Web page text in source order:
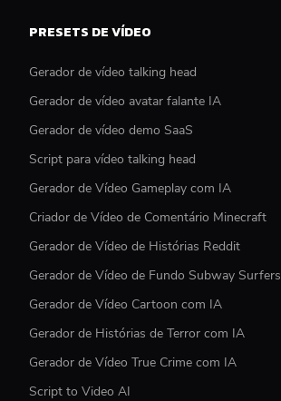
PRESETS DE VÍDEO
Gerador de vídeo talking head
Gerador de vídeo avatar falante IA
Gerador de vídeo demo SaaS
Script para vídeo talking head
Gerador de Vídeo Gameplay com IA
Criador de Vídeo de Comentário Minecraft
Gerador de Vídeo de Histórias Reddit
Gerador de Vídeo de Fundo Subway Surfers
Gerador de Vídeo Cartoon com IA
Gerador de Histórias de Terror com IA
Gerador de Vídeo True Crime com IA
Script to Video AI